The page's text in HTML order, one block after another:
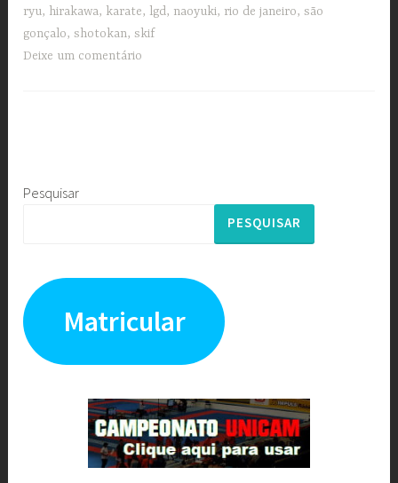
ryu, hirakawa, karate, lgd, naoyuki, rio de janeiro,são
gonçalo,shotokan,skif
Deixe um comentário
Pesquisar
PESQUISAR
Matricular